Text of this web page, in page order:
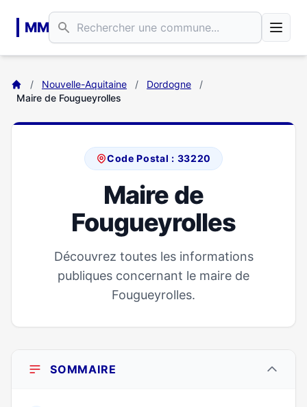
MM
/ Nouvelle-Aquitaine / Dordogne
/
Maire de Fougueyrolles
Code Postal : 33220
Maire de
Fougueyrolles
Découvrez toutes les informations
publiques concernant le maire de
Fougueyrolles.
SOMMAIRE